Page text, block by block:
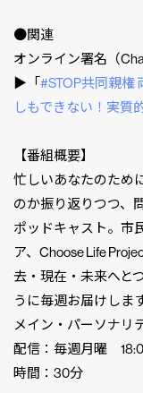
●関連
オンライン署名（
▶︎「 #STOP共同親権
しもできない！実質
【番組概要】
忙しいあなたのため
のか振り返りつつ、
ポッドキャスト。市
ア、Choose Life
去・現在・未来へと
うに毎週お届けします
メイン・パーソナリ
配信：毎週月曜
時間：30分